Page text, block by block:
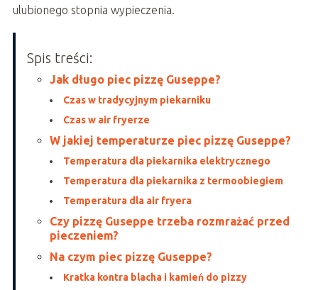
ulubionego stopnia wypieczenia.
Spis treści:
Jak długo piec pizzę Guseppe?
Czas w tradycyjnym piekarniku
Czas w air fryerze
W jakiej temperaturze piec pizzę Guseppe?
Temperatura dla piekarnika elektrycznego
Temperatura dla piekarnika z termoobiegiem
Temperatura dla air fryera
Czy pizzę Guseppe trzeba rozmrażać przed
pieczeniem?
Na czym piec pizzę Guseppe?
Kratka kontra blacha i kamień do pizzy